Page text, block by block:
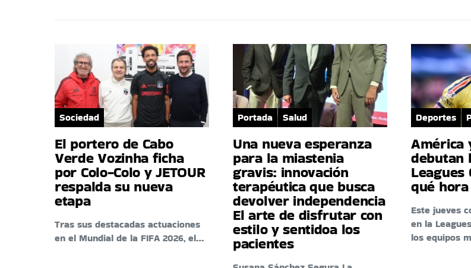
Sociedad
El portero de Cabo
Verde Vozinha ficha
por Colo-Colo y JETOUR
respalda su nueva
etapa
Tras sus destacadas actuaciones
en el Mundial de la FIFA 2026, el…
Portada Salud
Una nueva esperanza
para la miastenia
gravis: innovación
terapéutica que busca
devolver independencia
El arte de disfrutar con
estilo y sentidoa los
pacientes
Deportes
América
debutan
Leagues
qué
Este jueves
en la
los equipos